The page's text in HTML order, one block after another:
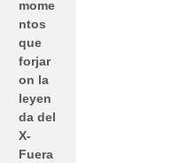
mome
ntos
que
forjar
on la
leyen
da del
X-
Fuera